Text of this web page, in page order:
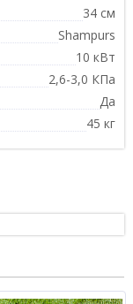
34 см
Shampurs
10 кВт
2,6-3,0 КПа
Да
45 кг